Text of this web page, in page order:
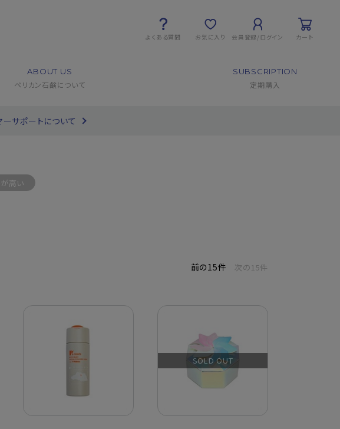
よくある質問 お気に入り 会員登録/ログイン カート
ABOUT US
ペリカン石鹸について
SUBSCRIPTION
定期購入
サポートについて
高い
前の15件 次の15件
SOLD OUT